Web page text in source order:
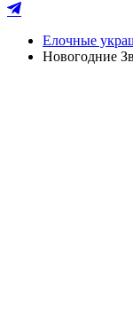
Елочные
Новогодние